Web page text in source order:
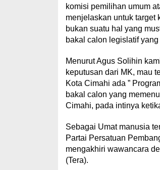
komisi pemilihan umum
menjelaskan untuk target
bukan suatu hal yang
bakal calon legislatif
Menurut Agus Solihin
keputusan dari MK, mau
Kota Cimahi ada ”
bakal calon yang
Cimahi, pada intinya
Sebagai Umat manusia
Partai Persatuan
mengakhiri wawancara
(Tera).